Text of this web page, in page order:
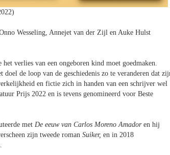
Wesseling, Annejet van der Zijl en Auke Hulst
verlies van een ongeboren kind moet goedmaken.
de loop van de geschiedenis zo te veranderen dat
en fictie zich in handen van een schrijver wel
Prijs 2022 en is tevens genomineerd voor Beste
met De eeuw van Carlos Moreno Amadoren hij
zijn tweede roman Suiker, en in 2018